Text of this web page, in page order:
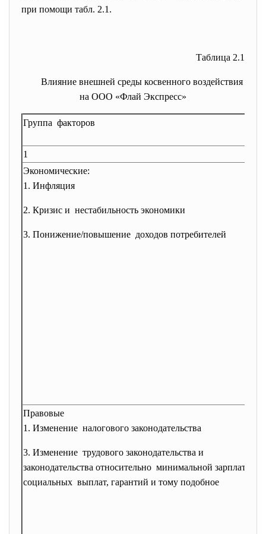
при помощи табл. 2.1.
Таблица 2.1
Влияние внешней среды косвенного воздействия
на ООО «Флай Экспресс»
Группа факторов
1
Экономические:
1. Инфляция
2. Кризис и нестабильность экономики
3. Понижение/повышение доходов потребителей
Правовые
1. Изменение налогового законодательства
3. Изменение трудового законодательства и
законодательства относительно минимальной зарплаты,
социальных выплат, гарантий и тому подобное